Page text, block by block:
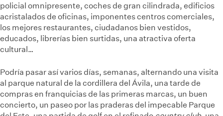
policial omnipresente, coches de gran cilindrada, edificios
acristalados de oficinas, imponentes centros comerciales,
los mejores restaurantes, ciudadanos bien vestidos,
educados, librerías bien surtidas, una atractiva oferta
cultural…
Podría pasar así varios días, semanas, alternando una visita
al parque natural de la cordillera del Ávila, una tarde de
compras en franquicias de las primeras marcas, un buen
concierto, un paseo por las praderas del impecable Parque